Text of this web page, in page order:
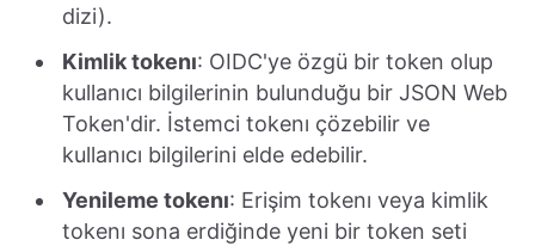
dizi).
Kimlik tokenı: OIDC'ye özgü bir token olup
kullanıcı bilgilerinin bulunduğu bir JSON Web
Token'dir. İstemci tokenı çözebilir ve
kullanıcı bilgilerini elde edebilir.
Yenileme tokenı: Erişim tokenı veya kimlik
tokenı sona erdiğinde yeni bir token seti